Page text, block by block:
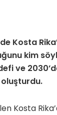
Kosta
kim
ve
Kosta